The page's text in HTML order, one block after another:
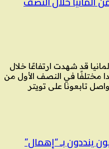
قد شهدت ارتفاعًا خلال
مختلفًا في النصف الأول من
تابعونا على تويتر
ينددون بـ “إهمال”